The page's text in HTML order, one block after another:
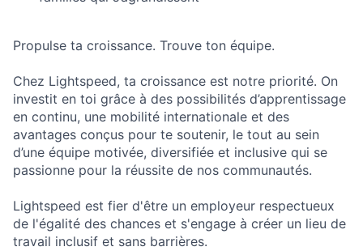
Propulse ta croissance. Trouve ton équipe.
Chez Lightspeed, ta croissance est notre priorité. On
investit en toi grâce à des possibilités d’apprentissage
en continu, une mobilité internationale et des
avantages conçus pour te soutenir, le tout au sein
d’une équipe motivée, diversifiée et inclusive qui se
passionne pour la réussite de nos communautés.
Lightspeed est fier d'être un employeur respectueux
de l'égalité des chances et s'engage à créer un lieu de
travail inclusif et sans barrières.